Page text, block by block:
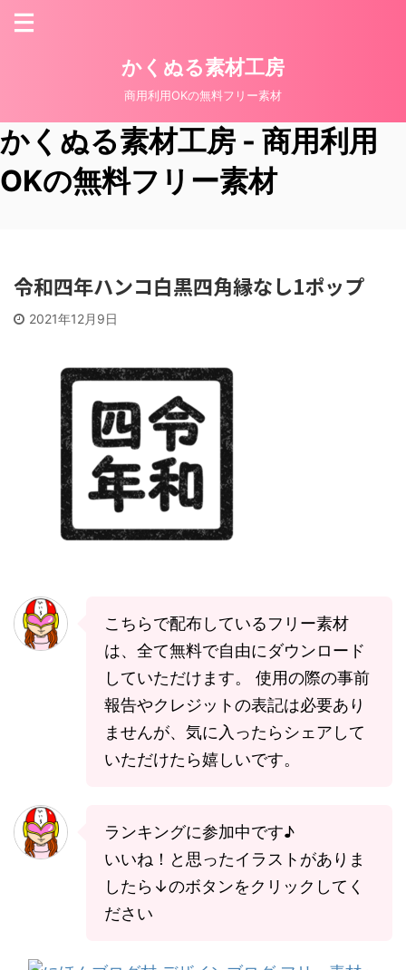
かくぬる素材工房
商用利用OKの無料フリー素材
かくぬる素材工房 - 商用利用
OKの無料フリー素材
令和四年ハンコ白黒四角縁なし1ポップ
2021年12月9日
こちらで配布しているフリー素材
は、全て無料で自由にダウンロード
していただけます。 使用の際の事前
報告やクレジットの表記は必要あり
ませんが、気に入ったらシェアして
いただけたら嬉しいです。
ランキングに参加中です♪
いいね！と思ったイラストがありま
したら↓のボタンをクリックしてく
ださい